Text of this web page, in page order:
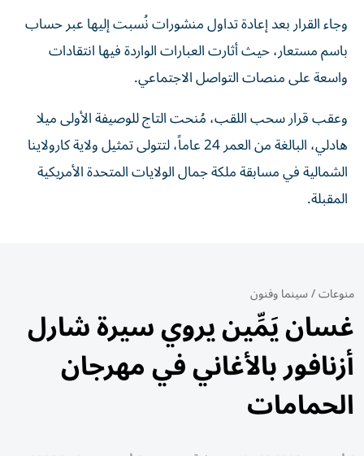
وجاء القرار بعد إعادة تداول منشورات نُسبت إليها عبر حساب
باسم مستعار، حيث أثارت العبارات الواردة فيها انتقادات
واسعة على منصات التواصل الاجتماعي.
وعقب قرار سحب اللقب، مُنحت التاج للوصيفة الأولى ميلا
هادلي، البالغة من العمر 24 عاماً، لتتولى تمثيل ولاية كارولاينا
الشمالية في مسابقة ملكة جمال الولايات المتحدة الأمريكية
المقبلة.
منوعات/سينما وفنون
غسان يَمِّين يروي سيرة شارل
أزنافور بالأغاني في مهرجان
الحمامات